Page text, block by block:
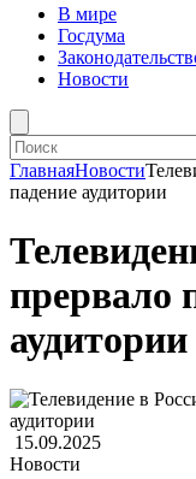
В мире
Госдума
Новости
ГлавнаяНовости
падение аудитории
прервало
аудитории
15.09.2025
Новости